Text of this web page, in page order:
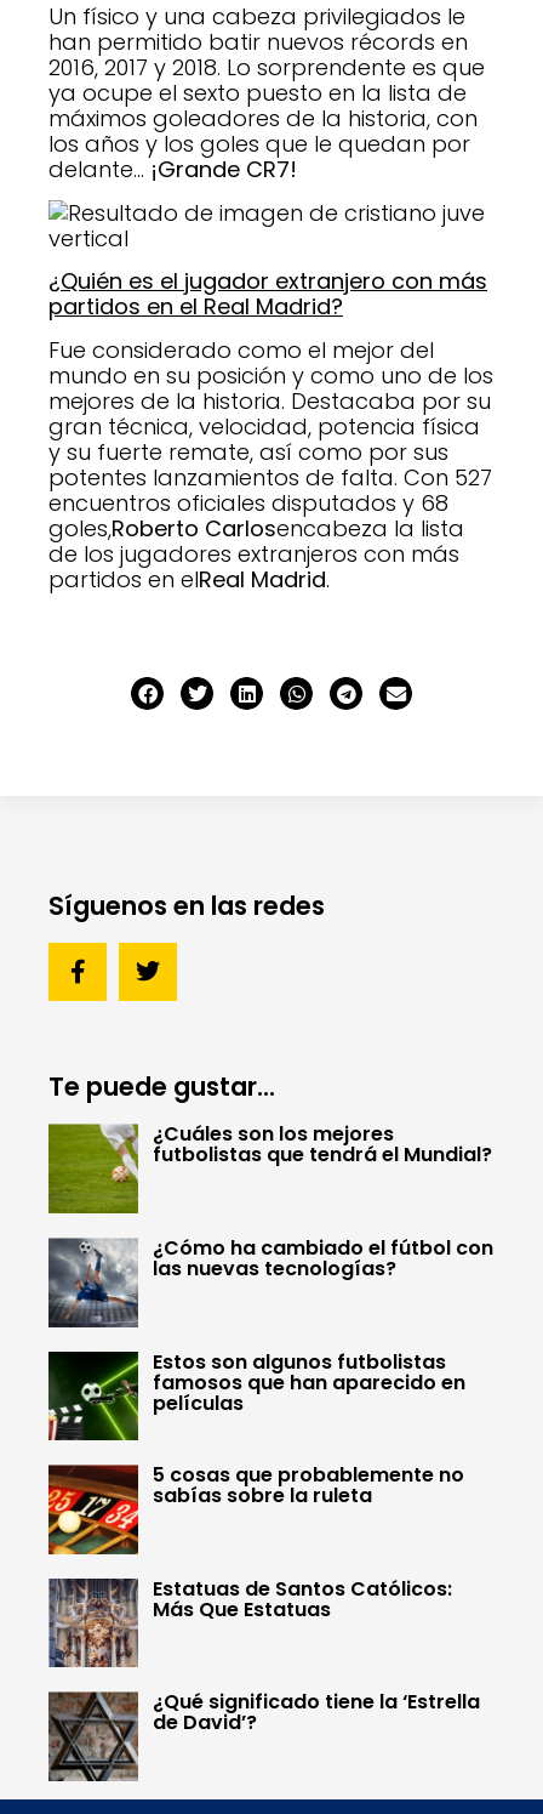
Un físico y una cabeza privilegiados le
han permitido batir nuevos récords en
2016, 2017 y 2018. Lo sorprendente es que
ya ocupe el sexto puesto en la lista de
máximos goleadores de la historia, con
los años y los goles que le quedan por
delante… ¡Grande CR7!
¿Quién es el jugador extranjero con más
partidos en el Real Madrid?
Fue considerado como el mejor del
mundo en su posición y como uno de los
mejores de la historia. Destacaba por su
gran técnica, velocidad, potencia física
y su fuerte remate, así como por sus
potentes lanzamientos de falta. Con 527
encuentros oficiales disputados y 68
goles,Roberto Carlosencabeza la lista
de los jugadores extranjeros con más
partidos en elReal Madrid.
Síguenos en las redes
Te puede gustar...
¿Cuáles son los mejores
futbolistas que tendrá el Mundial?
¿Cómo ha cambiado el fútbol con
las nuevas tecnologías?
Estos son algunos futbolistas
famosos que han aparecido en
películas
5 cosas que probablemente no
sabías sobre la ruleta
Estatuas de Santos Católicos:
Más Que Estatuas
¿Qué significado tiene la ‘Estrella
de David’?